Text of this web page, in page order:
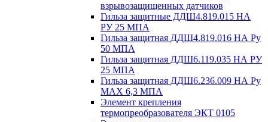
взрывозащищенных датчиков
Гильза защитные ДДШ4.819.015 НА
РУ 25 МПА
Гильза защитная ДДШ4.819.016 НА Ру
50 МПА
Гильза защитная ДДШ6.119.035 НА РУ
25 МПА
Гильза защитная ДДШ6.236.009 НА Ру
MAX 6,3 МПА
Элемент крепления
термопреобразователя ЭКТ 0105